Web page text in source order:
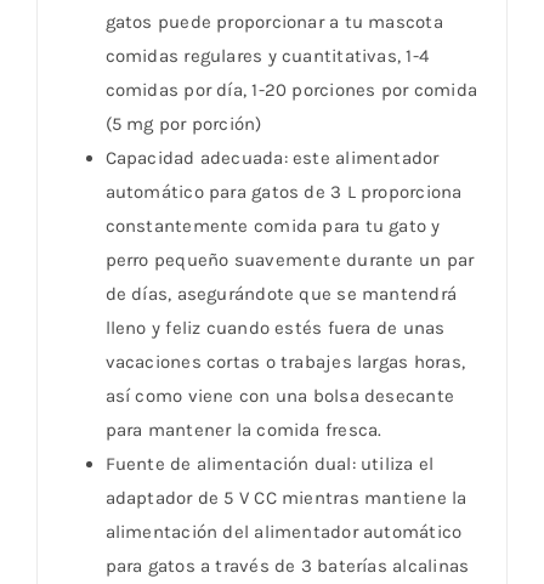
gatos puede proporcionar a tu mascota
comidas regulares y cuantitativas, 1-4
comidas por día, 1-20 porciones por comida
(5 mg por porción)
Capacidad adecuada: este alimentador
automático para gatos de 3 L proporciona
constantemente comida para tu gato y
perro pequeño suavemente durante un par
de días, asegurándote que se mantendrá
lleno y feliz cuando estés fuera de unas
vacaciones cortas o trabajes largas horas,
así como viene con una bolsa desecante
para mantener la comida fresca.
Fuente de alimentación dual: utiliza el
adaptador de 5 V CC mientras mantiene la
alimentación del alimentador automático
para gatos a través de 3 baterías alcalinas